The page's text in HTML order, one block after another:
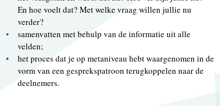
En hoe voelt dat? Met welke vraag willen jullie nu
verder?
samenvatten met behulp van de informatie uit alle
velden;
het proces dat je op metaniveau hebt waargenomen in de
vorm van een gesprekspatroon terugkoppelen naar de
deelnemers.